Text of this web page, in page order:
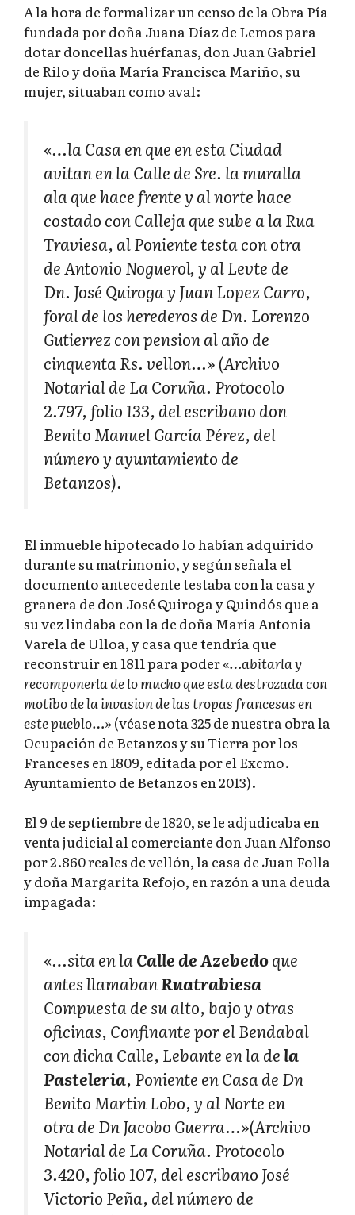
A la hora de formalizar un censo de la Obra Pía
fundada por doña Juana Díaz de Lemos para
dotar doncellas huérfanas, don Juan Gabriel
de Rilo y doña María Francisca Mariño, su
mujer, situaban como aval:
«…la Casa en que en esta Ciudad
avitan en la Calle de Sre. la muralla
ala que hace frente y al norte hace
costado con Calleja que sube a la Rua
Traviesa, al Poniente testa con otra
de Antonio Noguerol, y al Levte de
Dn. José Quiroga y Juan Lopez Carro,
foral de los herederos de Dn. Lorenzo
Gutierrez con pension al año de
cinquenta Rs. vellon…» (Archivo
Notarial de La Coruña. Protocolo
2.797, folio 133, del escribano don
Benito Manuel García Pérez, del
número y ayuntamiento de
Betanzos).
El inmueble hipotecado lo habían adquirido
durante su matrimonio, y según señala el
documento antecedente testaba con la casa y
granera de don José Quiroga y Quindós que a
su vez lindaba con la de doña María Antonia
Varela de Ulloa, y casa que tendría que
reconstruir en 1811 para poder«…abitarla y
recomponerla de lo mucho que esta destrozada con
motibo de la invasion de las tropas francesas en
este pueblo…»(véase nota 325 de nuestra obra la
Ocupación de Betanzos y su Tierra por los
Franceses en 1809, editada por el Excmo.
Ayuntamiento de Betanzos en 2013).
El 9 de septiembre de 1820, se le adjudicaba en
venta judicial al comerciante don Juan Alfonso
por 2.860 reales de vellón, la casa de Juan Folla
y doña Margarita Refojo, en razón a una deuda
impagada:
«…sita en laCalle de Azebedoque
antes llamabanRuatrabiesa
Compuesta de su alto, bajo y otras
oficinas, Confinante por el Bendabal
con dicha Calle, Lebante en la dela
Pasteleria, Poniente en Casa de Dn
Benito Martin Lobo, y al Norte en
otra de Dn Jacobo Guerra…»(Archivo
Notarial de La Coruña. Protocolo
3.420, folio 107, del escribano José
Victorio Peña, del número de